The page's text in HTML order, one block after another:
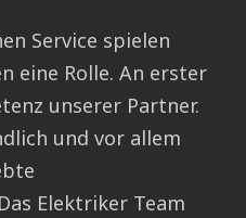
Service spielen
eine Rolle. An erster
unserer Partner.
und vor allem
Elektriker Team